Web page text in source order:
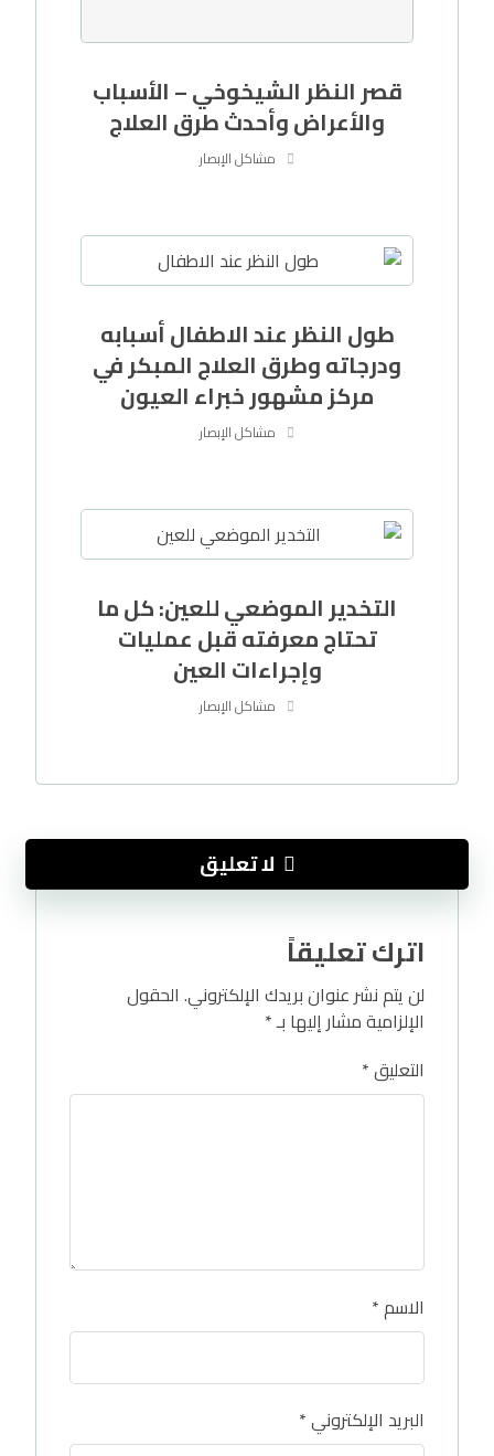
قصر النظر الشيخوخي – الأسباب
والأعراض وأحدث طرق العلاج
مشاكل الإبصار
طول النظر عند الاطفال أسبابه
ودرجاته وطرق العلاج المبكر في
مركز مشهور خبراء العيون
مشاكل الإبصار
التخدير الموضعي للعين: كل ما
تحتاج معرفته قبل عمليات
وإجراءات العين
مشاكل الإبصار
لا تعليق
اترك تعليقاً
لن يتم نشر عنوان بريدك الإلكتروني. الحقول
الإلزامية مشار إليها بـ*
التعليق*
الاسم*
البريد الإلكتروني*